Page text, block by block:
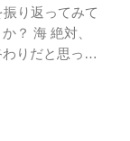
うか、立ち戻
り返ってみて
？ 海 絶対、
りだと思って
。 ——判定勝利
の中では全て